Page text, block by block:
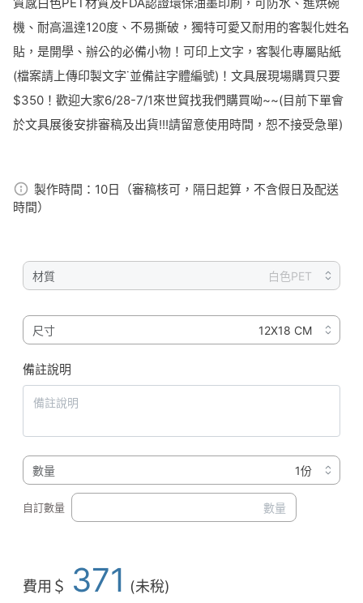
機、耐高溫達120度、不易撕破，獨特可愛又耐用的客製化姓名
貼，是開學、辦公的必備小物！可印上文字，客製化專屬貼紙
(檔案請上傳印製文字˙並備註字體編號)！文具展現場購買只要
$350！歡迎大家6/28-7/1來世貿找我們購買呦~~(目前下單會
於文具展後安排審稿及出貨!!!請留意使用時間，恕不接受急單)
製作時間： 10日（審稿核可，隔日起算，不含假日及配送
時間）
材質
尺寸
備註說明
數量
自訂數量
費用＄ 371 (未稅)